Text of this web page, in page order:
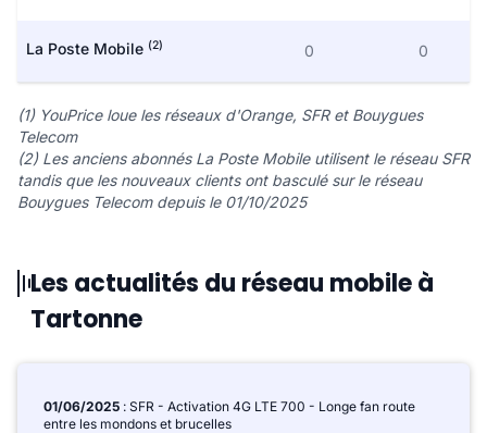
La Poste Mobile (2) 0 0
(1) YouPrice loue les réseaux d'Orange, SFR et Bouygues
Telecom
(2) Les anciens abonnés La Poste Mobile utilisent le réseau SFR
tandis que les nouveaux clients ont basculé sur le réseau
Bouygues Telecom depuis le 01/10/2025
Les actualités du réseau mobile à
Tartonne
01/06/2025 : SFR - Activation 4G LTE 700 - Longe fan route
entre les mondons et brucelles